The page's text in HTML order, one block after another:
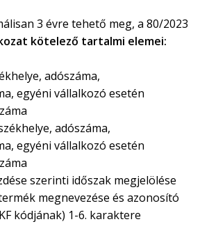
3 évre tehető meg, a 80/2023
kötelező tartalmi elemei:
adószáma,
egyéni vállalkozó esetén
adószáma,
egyéni vállalkozó esetén
szerinti időszak megjelölése
megnevezése és azonosító
kódjának) 1-6. karaktere